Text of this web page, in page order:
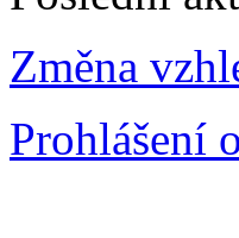
Změna
Prohlášení